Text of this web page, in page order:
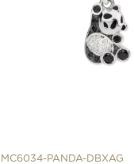
PANDA-DBXAG